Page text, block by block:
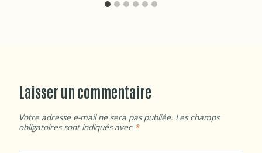
Laisser un commentaire
Votre adresse e-mail ne sera pas publiée. Les champs
obligatoires sont indiqués avec *